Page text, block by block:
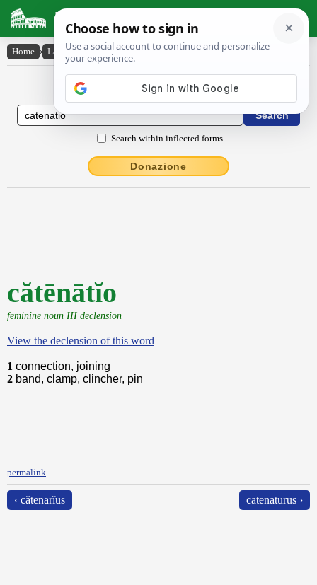
Latin Dictionary
Home › Latin-English › cătēnātĭo
Latin to English Dictionary
Search within inflected forms
Donazione
cătēnātĭo
feminine noun III declension
View the declension of this word
1 connection, joining
2 band, clamp, clincher, pin
permalink
‹ cătēnārĭus catenatūrūs ›